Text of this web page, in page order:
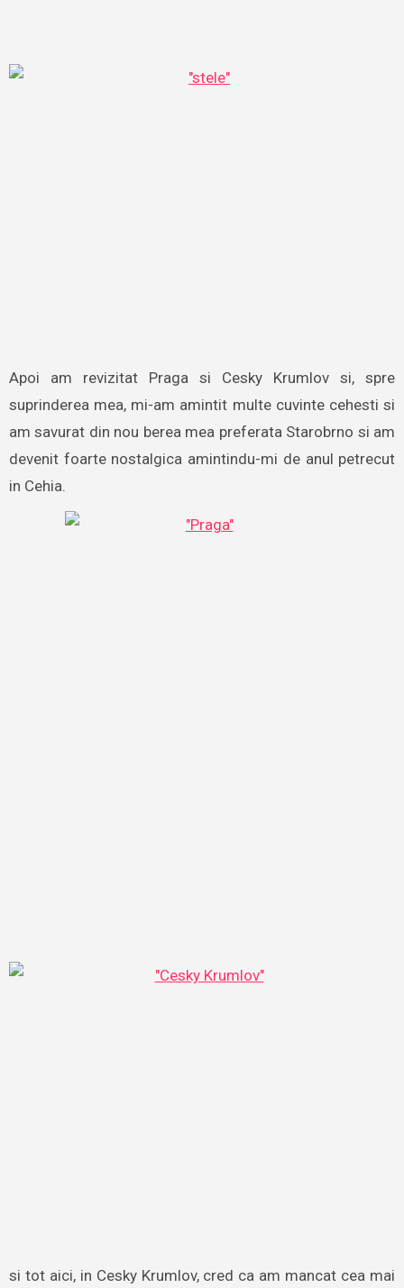
Apoi am revizitat Praga si Cesky Krumlov si, spre
suprinderea mea, mi-am amintit multe cuvinte cehesti si
am savurat din nou berea mea preferata Starobrno si am
devenit foarte nostalgica amintindu-mi de anul petrecut
in Cehia.
si tot aici, in Cesky Krumlov, cred ca am mancat cea mai